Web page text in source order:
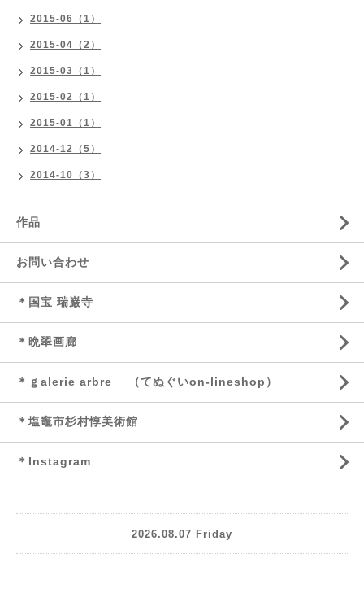
2015-06（1）
2015-04（2）
2015-03（1）
2015-02（1）
2015-01（1）
2014-12（5）
2014-10（3）
作品
お問い合わせ
＊国宝 瑞巌寺
＊晩翠画廊
＊ｇalerie arbre （てぬぐいon-lineshop）
＊塩竈市杉村惇美術館
＊Instagram
2026.08.07 Friday